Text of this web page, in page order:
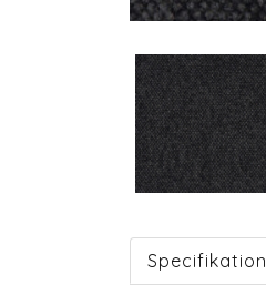
Specifikation